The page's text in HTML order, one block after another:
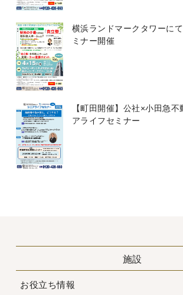
横浜ランドマークタワーに
ミナー開催
【町田開催】公社×小田急
アライフセミナー
施設
お役立ち情報